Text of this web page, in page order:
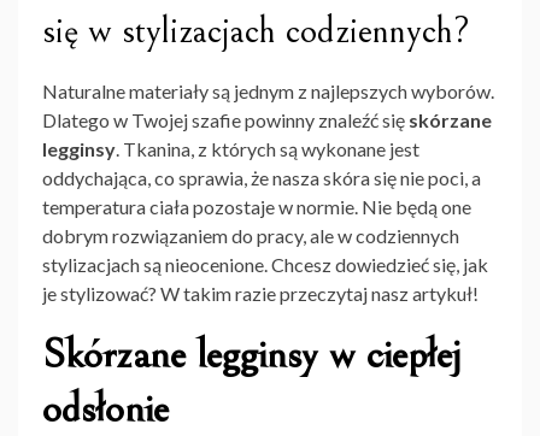
się w stylizacjach codziennych?
Naturalne materiały są jednym z najlepszych wyborów.
Dlatego w Twojej szafie powinny znaleźć się skórzane
legginsy. Tkanina, z których są wykonane jest
oddychająca, co sprawia, że nasza skóra się nie poci, a
temperatura ciała pozostaje w normie. Nie będą one
dobrym rozwiązaniem do pracy, ale w codziennych
stylizacjach są nieocenione. Chcesz dowiedzieć się, jak
je stylizować? W takim razie przeczytaj nasz artykuł!
Skórzane legginsy w ciepłej
odsłonie